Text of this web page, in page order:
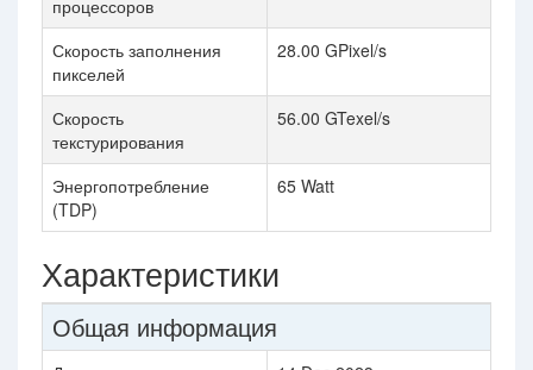
процессоров
Скорость заполнения
пикселей
28.00 GPixel/s
Скорость
текстурирования
56.00 GTexel/s
Энергопотребление
(TDP)
65 Watt
Характеристики
Общая информация